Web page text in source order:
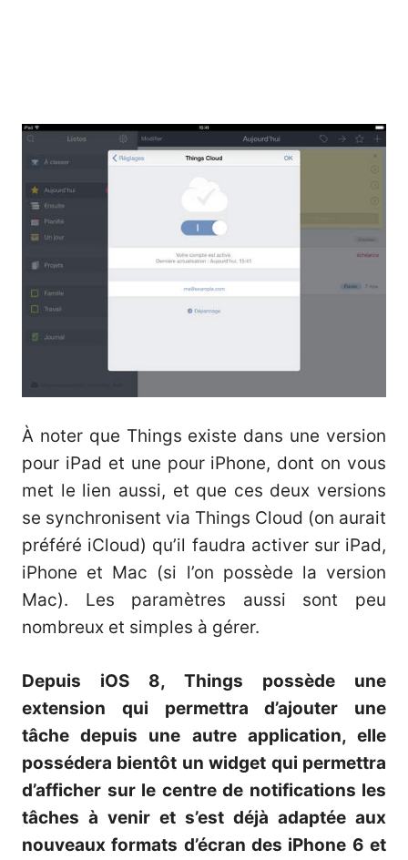
À noter que Things existe dans une version
pour iPad et une pour iPhone, dont on vous
met le lien aussi, et que ces deux versions
se synchronisent via Things Cloud (on aurait
préféré iCloud) qu’il faudra activer sur iPad,
iPhone et Mac (si l’on possède la version
Mac). Les paramètres aussi sont peu
nombreux et simples à gérer.
Depuis iOS 8, Things possède une
extension qui permettra d’ajouter une
tâche depuis une autre application, elle
possédera bientôt un widget qui permettra
d’afficher sur le centre de notifications les
tâches à venir et s’est déjà adaptée aux
nouveaux formats d’écran des iPhone 6 et